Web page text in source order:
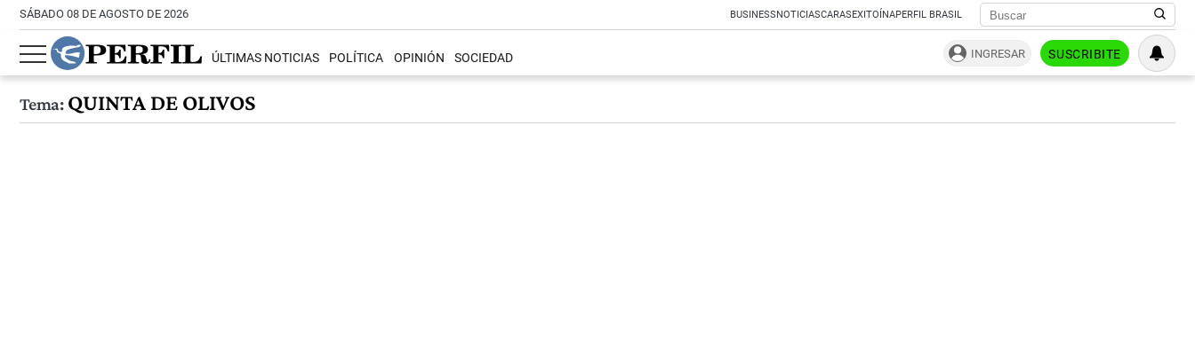
SÁBADO 08 DE AGOSTO DE 2026 BUSINESSNOTICIASCARASEXITOÍNAPERFIL BRASIL
ÚLTIMAS NOTICIAS POLÍTICA OPINIÓN SOCIEDAD INGRESAR SUSCRIBITE
Tema:QUINTA DE OLIVOS